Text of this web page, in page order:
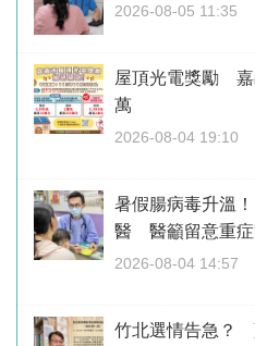
2026-08-05 11:35
屋頂光電獎勵 嘉
萬
2026-08-04 19:10
暑假腸病毒升溫
醫 醫籲留意重症
2026-08-04 14:57
竹北選情告急？